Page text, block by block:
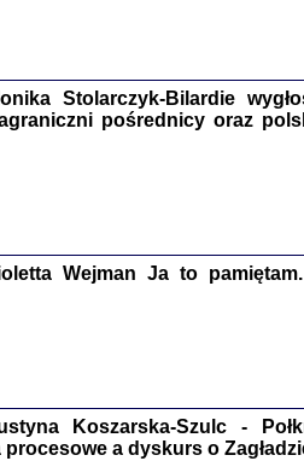
oprac. Aleksandra Bańkowska
Warszawa 2022
oprac. Aleksandra Bańkowska, wstęp Jacek
Stolarczyk-Bilardie
pośrednicy oraz
Wejman Ja to pamiętam.
Koszarska-Szulc -
a dyskurs o